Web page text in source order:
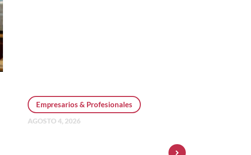
Empresarios & Profesionales
AGOSTO 4, 2026